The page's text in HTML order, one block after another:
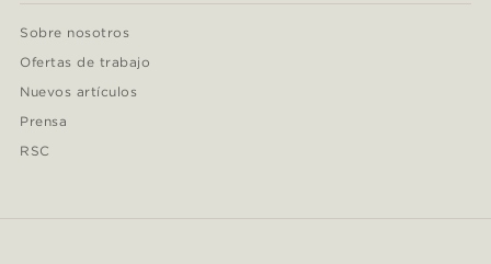
Sobre nosotros
Ofertas de trabajo
Nuevos artículos
Prensa
RSC